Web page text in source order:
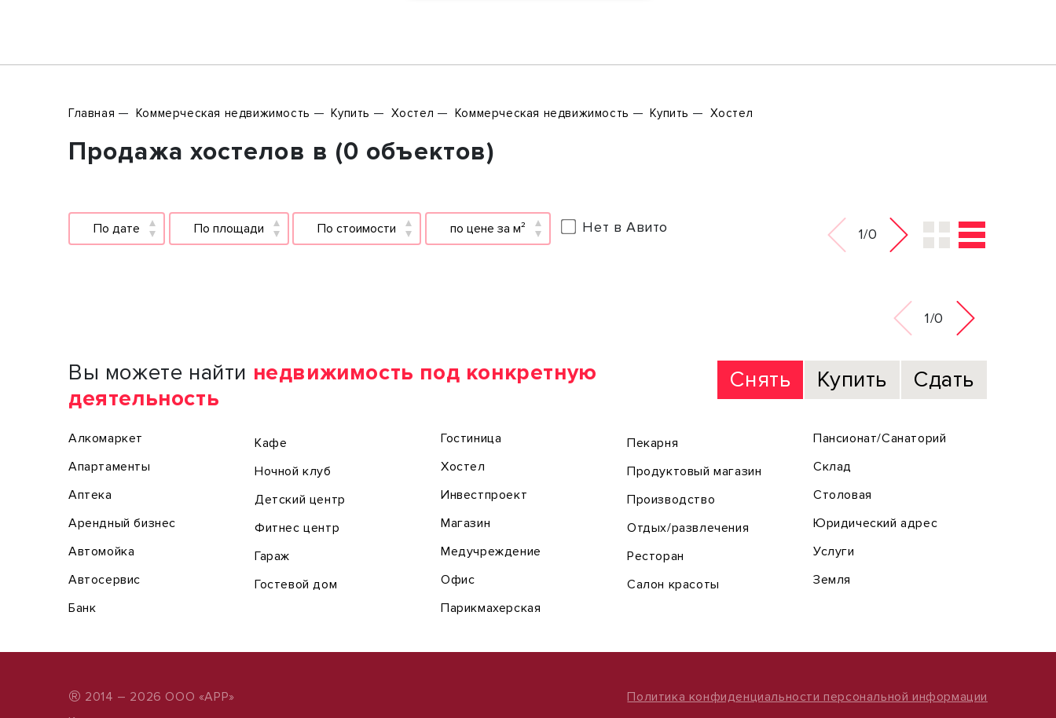
Главная Коммерческая недвижимость Купить Хостел Коммерческая недвижимость Купить Хостел
Продажа хостелов в (0 объектов)
По дате По площади По стоимости по цене за м² Нет в Авито 1/0
1/0
Вы можете найти недвижимость под конкретную
деятельность
Снять Купить Сдать
Алкомаркет
Апартаменты
Аптека
Арендный бизнес
Автомойка
Автосервис
Банк
Кафе
Ночной клуб
Детский центр
Фитнес центр
Гараж
Гостевой дом
Гостиница
Хостел
Инвестпроект
Магазин
Медучреждение
Офис
Парикмахерская
Пекарня
Продуктовый магазин
Производство
Отдых/развлечения
Ресторан
Салон красоты
Пансионат/Санаторий
Склад
Столовая
Юридический адрес
Услуги
Земля
® 2014 – 2026 ООО «АРР»
Политика конфиденциальности персональной информации